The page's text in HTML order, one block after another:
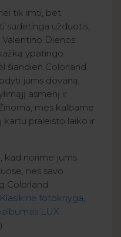
tik imti, bet
sudėtinga užduotis,
Dienos
ypatingo
šiandien Colorland
jums dovaną,
asmenį ir
mes kalbame
praleisto laiko ir
kad norime jums
nes savo
Colorland
Klasikinė fotoknyga,
LUX.